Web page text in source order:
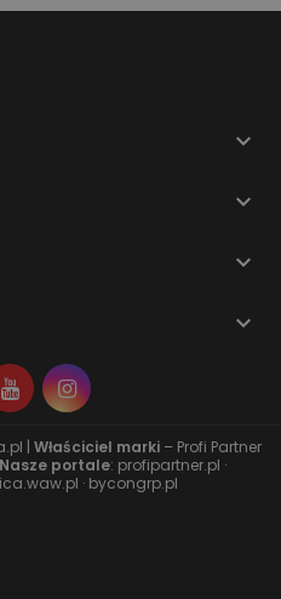




| Właściciel marki– Profi Partner
Nasze portale: profipartner.pl ·
· bycongrp.pl